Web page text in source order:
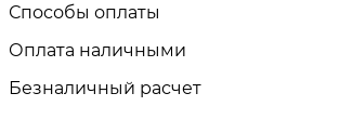
Способы оплаты
Оплата наличными
Безналичный расчет